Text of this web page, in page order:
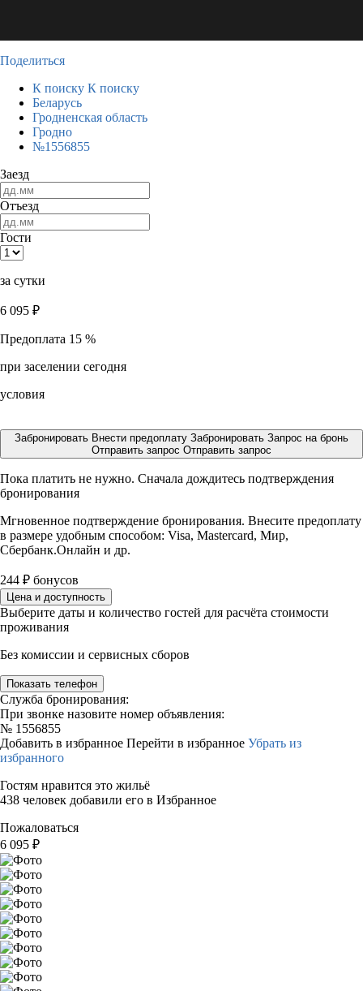
Поделиться
К поиску К поиску
Беларусь
Гродненская область
Гродно
№1556855
Заезд
Отъезд
Гости
за сутки
6 095 ₽
Предоплата 15 %
при заселении сегодня
условия
Забронировать Внести предоплату Забронировать Запрос на бронь
Отправить запрос Отправить запрос
Пока платить не нужно. Сначала дождитесь подтверждения
бронирования
Мгновенное подтверждение бронирования. Внесите предоплату
в размере удобным способом: Visa, Mastercard, Мир,
Сбербанк.Онлайн и др.
244 ₽ бонусов
Цена и доступность
Выберите даты и количество гостей для расчёта стоимости
проживания
Без комиссии и сервисных сборов
Показать телефон
Служба бронирования:
При звонке назовите номер объявления:
№ 1556855
Добавить в избранное Перейти в избранное Убрать из
избранного
Гостям нравится это жильё
438 человек добавили его в Избранное
Пожаловаться
6 095 ₽